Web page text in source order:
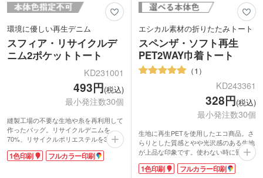
環境に優しい再生デニム
スフィア・リサイクルデ
ニム2ポケットトート
KD231001
493円(税込)
最小発注数30個
縫製工場の不要な生地や糸を再利用して
作ったバッグ。リサイクルデニムを
70%、リサイクルポリエステルを30%使
用しています。約10.5オンスの生地厚
で、深みのあるインディゴカラーが魅
1色印刷 フルカラー印刷
エシカル素材の折りたたみトート
スペンザ・ソフト再生
PET2WAY巾着トート
1
KD243361
328円(税込)
最小発注数30個
生地に再生PETを使用したエコ商品。さ
らりとした質感とやや光沢感のある生地
が上品な印象です。使わない時に畳んで
おけるゴムバンド付き。持ち手は肩掛け
可能な長さです。底マチがあり、かさば
1色印刷 フルカラー印刷